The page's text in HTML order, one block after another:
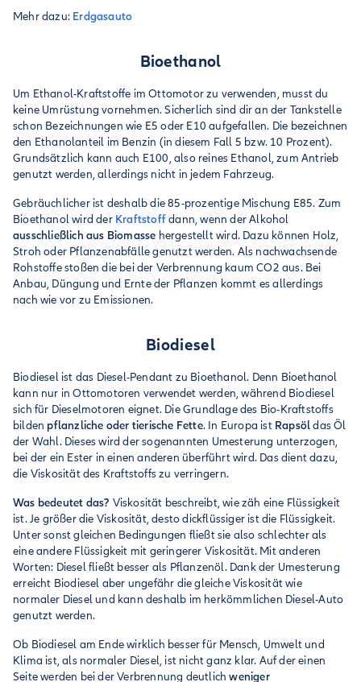
Mehr dazu: Erdgasauto
Bioethanol
Um Ethanol-Kraftstoffe im Ottomotor zu verwenden, musst du
keine Umrüstung vornehmen. Sicherlich sind dir an der Tankstelle
schon Bezeichnungen wie E5 oder E10 aufgefallen. Die bezeichnen
den Ethanolanteil im Benzin (in diesem Fall 5 bzw. 10 Prozent).
Grundsätzlich kann auch E100, also reines Ethanol, zum Antrieb
genutzt werden, allerdings nicht in jedem Fahrzeug.
Gebräuchlicher ist deshalb die 85-prozentige Mischung E85. Zum
Bioethanol wird der Kraftstoffdann, wenn der Alkohol
ausschließlich aus Biomasse hergestellt wird. Dazu können Holz,
Stroh oder Pflanzenabfälle genutzt werden. Als nachwachsende
Rohstoffe stoßen die bei der Verbrennung kaum CO2 aus. Bei
Anbau, Düngung und Ernte der Pflanzen kommt es allerdings
nach wie vor zu Emissionen.
Biodiesel
Biodiesel ist das Diesel-Pendant zu Bioethanol. Denn Bioethanol
kann nur in Ottomotoren verwendet werden, während Biodiesel
sich für Dieselmotoren eignet. Die Grundlage des Bio-Kraftstoffs
bilden pflanzliche oder tierische Fette. In Europa ist Rapsöldas Öl
der Wahl. Dieses wird der sogenannten Umesterung unterzogen,
bei der ein Ester in einen anderen überführt wird. Das dient dazu,
die Viskosität des Kraftstoffs zu verringern.
Was bedeutet das? Viskosität beschreibt, wie zäh eine Flüssigkeit
ist. Je größer die Viskosität, desto dickflüssiger ist die Flüssigkeit.
Unter sonst gleichen Bedingungen fließt sie also schlechter als
eine andere Flüssigkeit mit geringerer Viskosität. Mit anderen
Worten: Diesel fließt besser als Pflanzenöl. Dank der Umesterung
erreicht Biodiesel aber ungefähr die gleiche Viskosität wie
normaler Diesel und kann deshalb im herkömmlichen Diesel-Auto
genutzt werden.
Ob Biodiesel am Ende wirklich besser für Mensch, Umwelt und
Klima ist, als normaler Diesel, ist nicht ganz klar. Auf der einen
Seite werden bei der Verbrennung deutlichweniger